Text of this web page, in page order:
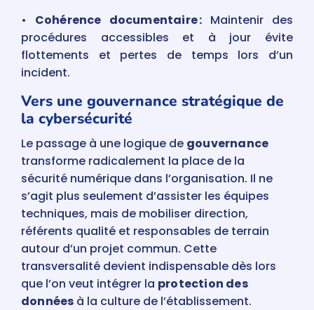
• Cohérence documentaire : Maintenir des
procédures accessibles et à jour évite
flottements et pertes de temps lors d’un
incident.
Vers une gouvernance stratégique de
la cybersécurité
Le passage à une logique de gouvernance
transforme radicalement la place de la
sécurité numérique dans l’organisation. Il ne
s’agit plus seulement d’assister les équipes
techniques, mais de mobiliser direction,
référents qualité et responsables de terrain
autour d’un projet commun. Cette
transversalité devient indispensable dès lors
que l’on veut intégrer la protection des
données à la culture de l’établissement.